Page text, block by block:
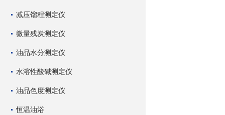
减压馏程测定仪
微量残炭测定仪
油品水分测定仪
水溶性酸碱测定仪
油品色度测定仪
恒温油浴